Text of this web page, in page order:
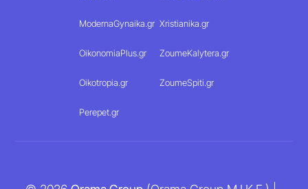
ModernaGynaika.gr Xristianika.gr
OikonomiaPlus.gr ZoumeKalytera.gr
Oikotropia.gr ZoumeSpiti.gr
Perepet.gr